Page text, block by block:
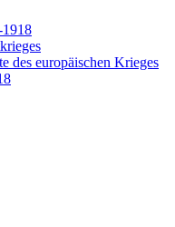
des europäischen Krieges